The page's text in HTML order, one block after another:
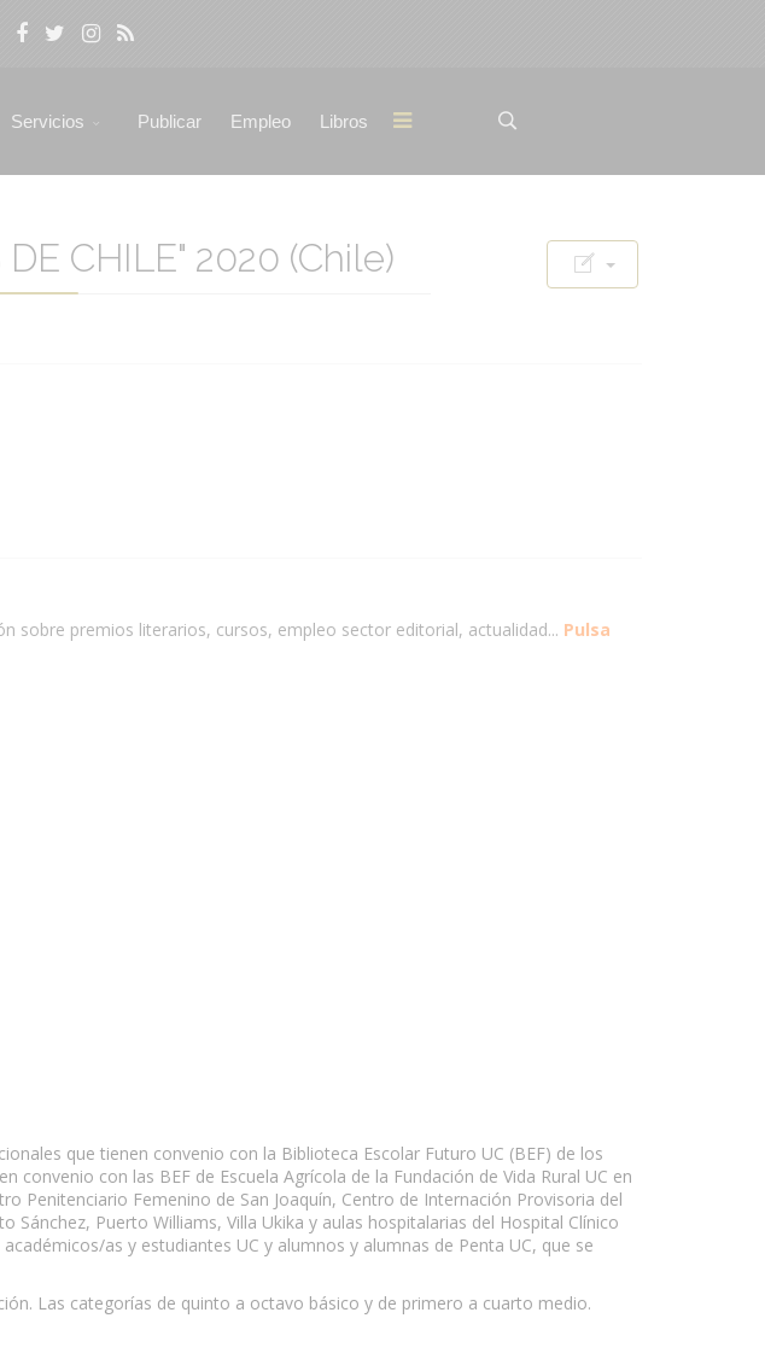
Servicios Publicar Empleo Libros
CHILE" 2020 (Chile)
sobre premios literarios, cursos, empleo sector editorial, actualidad... Pulsa
que tienen convenio con la Biblioteca Escolar Futuro UC (BEF) de los
con las BEF de Escuela Agrícola de la Fundación de Vida Rural UC en
Penitenciario Femenino de San Joaquín, Centro de Internación Provisoria del
Sánchez, Puerto Williams, Villa Ukika y aulas hospitalarias del Hospital Clínico
as y estudiantes UC y alumnos y alumnas de Penta UC, que se
Las categorías de quinto a octavo básico y de primero a cuarto medio.